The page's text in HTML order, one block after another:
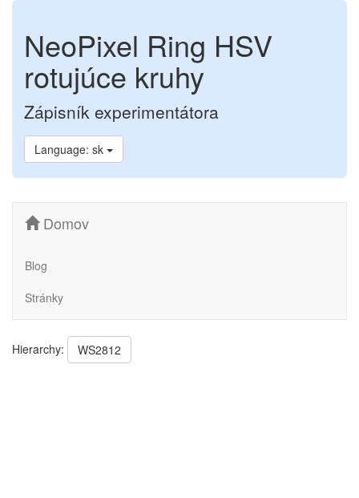
NeoPixel Ring HSV
rotujúce kruhy
Zápisník experimentátora
Language: sk
Domov
Blog
Stránky
Hierarchy: WS2812